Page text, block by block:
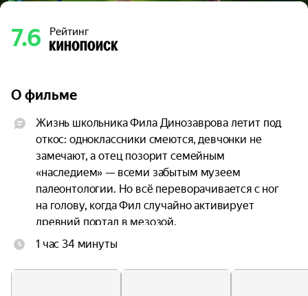
7.6 Рейтинг
О фильме
Жизнь школьника Фила Динозаврова летит под
откос: одноклассники смеются, девчонки не
замечают, а отец позорит семейным
«наследием» — всеми забытым музеем
палеонтологии. Но всё переворачивается с ног
на голову, когда Фил случайно активирует
древний портал в мезозой.
джунглях, где его союзниками станут болтливый
1 час 34 минуты